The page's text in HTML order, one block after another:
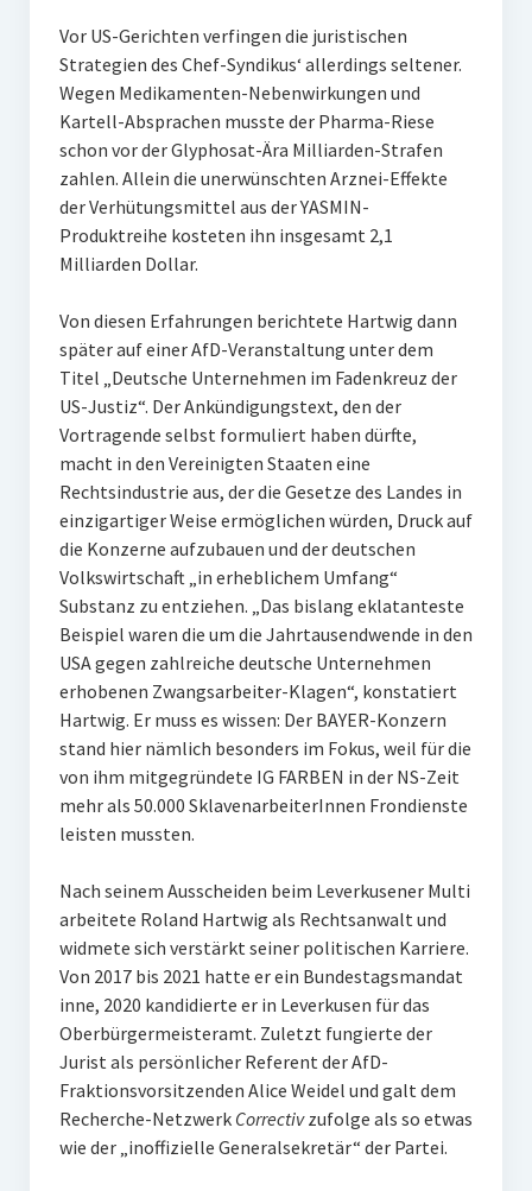
Vor US-Gerichten verfingen die juristischen
Strategien des Chef-Syndikus‘ allerdings seltener.
Wegen Medikamenten-Nebenwirkungen und
Kartell-Absprachen musste der Pharma-Riese
schon vor der Glyphosat-Ära Milliarden-Strafen
zahlen. Allein die unerwünschten Arznei-Effekte
der Verhütungsmittel aus der YASMIN-
Produktreihe kosteten ihn insgesamt 2,1
Milliarden Dollar.
Von diesen Erfahrungen berichtete Hartwig dann
später auf einer AfD-Veranstaltung unter dem
Titel „Deutsche Unternehmen im Fadenkreuz der
US-Justiz“. Der Ankündigungstext, den der
Vortragende selbst formuliert haben dürfte,
macht in den Vereinigten Staaten eine
Rechtsindustrie aus, der die Gesetze des Landes in
einzigartiger Weise ermöglichen würden, Druck auf
die Konzerne aufzubauen und der deutschen
Volkswirtschaft „in erheblichem Umfang“
Substanz zu entziehen. „Das bislang eklatanteste
Beispiel waren die um die Jahrtausendwende in den
USA gegen zahlreiche deutsche Unternehmen
erhobenen Zwangsarbeiter-Klagen“, konstatiert
Hartwig. Er muss es wissen: Der BAYER-Konzern
stand hier nämlich besonders im Fokus, weil für die
von ihm mitgegründete IG FARBEN in der NS-Zeit
mehr als 50.000 SklavenarbeiterInnen Frondienste
leisten mussten.
Nach seinem Ausscheiden beim Leverkusener Multi
arbeitete Roland Hartwig als Rechtsanwalt und
widmete sich verstärkt seiner politischen Karriere.
Von 2017 bis 2021 hatte er ein Bundestagsmandat
inne, 2020 kandidierte er in Leverkusen für das
Oberbürgermeisteramt. Zuletzt fungierte der
Jurist als persönlicher Referent der AfD-
Fraktionsvorsitzenden Alice Weidel und galt dem
Recherche-Netzwerk Correctivzufolge als so etwas
wie der „inoffizielle Generalsekretär“ der Partei.